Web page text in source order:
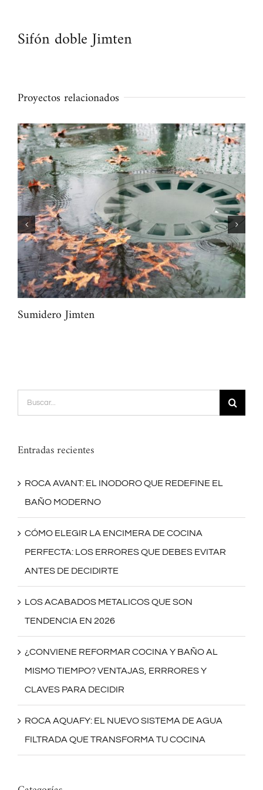
Sifón doble Jimten
Proyectos relacionados
Sumidero Jimten
Buscar:
Entradas recientes
ROCA AVANT: EL INODORO QUE REDEFINE EL
BAÑO MODERNO
CÓMO ELEGIR LA ENCIMERA DE COCINA
PERFECTA: LOS ERRORES QUE DEBES EVITAR
ANTES DE DECIDIRTE
LOS ACABADOS METALICOS QUE SON
TENDENCIA EN 2026
¿CONVIENE REFORMAR COCINA Y BAÑO AL
MISMO TIEMPO? VENTAJAS, ERRRORES Y
CLAVES PARA DECIDIR
ROCA AQUAFY: EL NUEVO SISTEMA DE AGUA
FILTRADA QUE TRANSFORMA TU COCINA